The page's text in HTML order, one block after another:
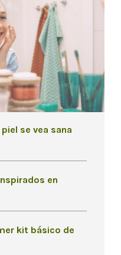
se vea sana
en
kit básico de